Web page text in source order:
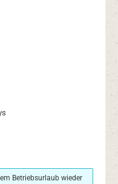
Betriebsurlaub wieder